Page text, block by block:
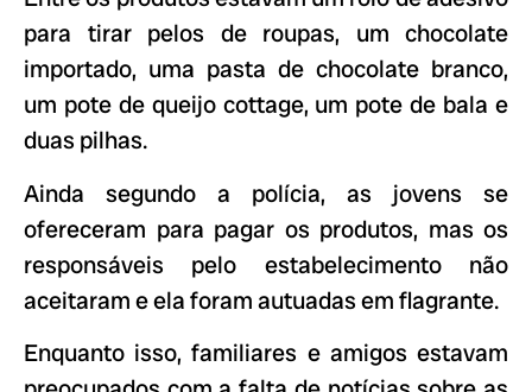
para tirar pelos de roupas, um chocolate
importado, uma pasta de chocolate branco,
um pote de queijo cottage, um pote de bala e
duas pilhas.
Ainda segundo a polícia, as jovens se
ofereceram para pagar os produtos, mas os
responsáveis pelo estabelecimento não
aceitaram e ela foram autuadas em flagrante.
Enquanto isso, familiares e amigos estavam